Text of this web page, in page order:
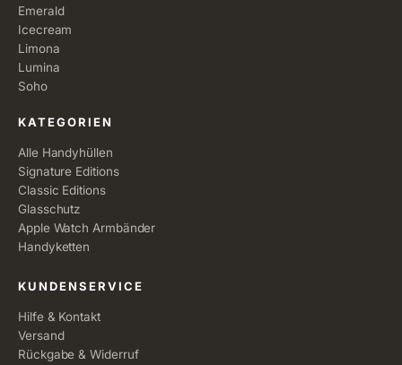
Emerald
Icecream
Limona
Lumina
Soho
KATEGORIEN
Alle Handyhüllen
Signature Editions
Classic Editions
Glasschutz
Apple Watch Armbänder
Handyketten
KUNDENSERVICE
Hilfe & Kontakt
Versand
Rückgabe & Widerruf